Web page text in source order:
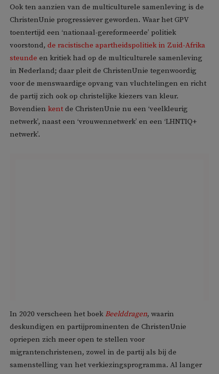
Ook ten aanzien van de multiculturele samenleving is de
ChristenUnie progressiever geworden. Waar het GPV
toentertijd een ‘nationaal-gereformeerde’ politiek
voorstond, de racistische apartheidspolitiek in Zuid-Afrika
steunde en kritiek had op de multiculturele samenleving
in Nederland; daar pleit de ChristenUnie tegenwoordig
voor de menswaardige opvang van vluchtelingen en richt
de partij zich ook op christelijke kiezers van kleur.
Bovendien kent de ChristenUnie nu een ‘veelkleurig
netwerk’, naast een ‘vrouwennetwerk’ en een ‘LHNTIQ+
netwerk’.
In 2020 verscheen het boek Beelddragen, waarin
deskundigen en partijprominenten de ChristenUnie
opriepen zich meer open te stellen voor
migrantenchristenen, zowel in de partij als bij de
samenstelling van het verkiezingsprogramma. Al langer